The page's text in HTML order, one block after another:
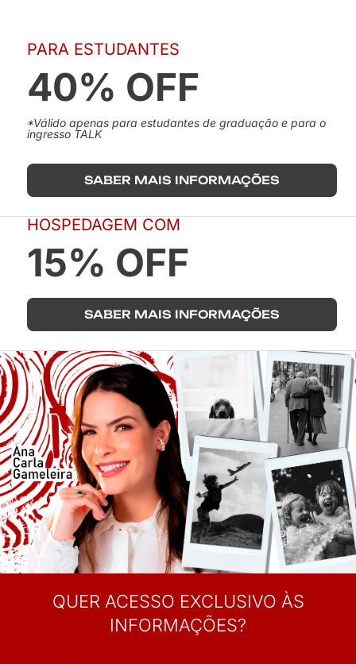
PARA ESTUDANTES
40% OFF
*Válido apenas para estudantes de graduação e para o
ingresso TALK
SABER MAIS INFORMAÇÕES
HOSPEDAGEM COM
15% OFF
SABER MAIS INFORMAÇÕES
QUER ACESSO EXCLUSIVO ÀS
INFORMAÇÕES?